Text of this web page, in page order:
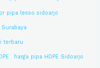
pipa lesso sidoarjo
terbaru
harga pipa HDPE Sidoarjo